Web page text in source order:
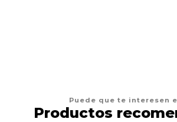
Puede que te interesen
Productos